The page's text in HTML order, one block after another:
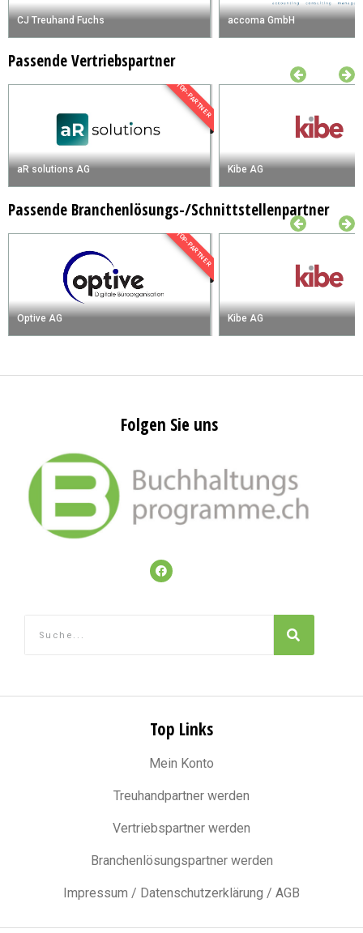
CJ Treuhand Fuchs accoma GmbH
Passende Vertriebspartner
aR solutions AG
TOP-PARTNER
Kibe AG
Passende Branchenlösungs-/Schnittstellenpartner
Optive AG
TOP-PARTNER
Kibe AG
Folgen Sie uns
Top Links
Mein Konto
Treuhandpartner werden
Vertriebspartner werden
Branchenlösungspartner werden
Impressum / Datenschutzerklärung / AGB